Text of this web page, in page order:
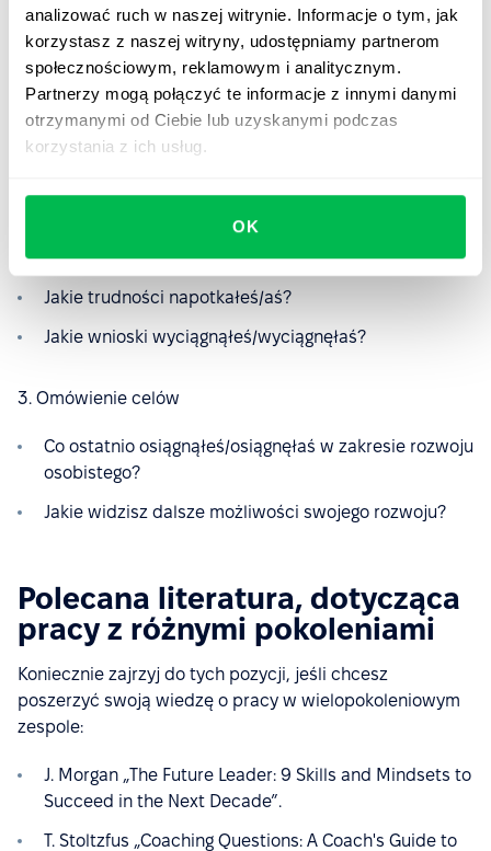
analizować ruch w naszej witrynie. Informacje o tym, jak
korzystasz z naszej witryny, udostępniamy partnerom
społecznościowym, reklamowym i analitycznym.
Partnerzy mogą połączyć te informacje z innymi danymi
otrzymanymi od Ciebie lub uzyskanymi podczas
korzystania z ich usług.
OK
dotyczące budowania tego procesu.
Po pierwsze, podziel takie spotkanie na kilka części.
1. Omówienie osiągnięć
Jakie zadania wykonałeś/aś w ostatnim czasie?
Jakie trudności napotkałeś/aś?
Jakie wnioski wyciągnąłeś/wyciągnęłaś?
3. Omówienie celów
Co ostatnio osiągnąłeś/osiągnęłaś w zakresie rozwoju
osobistego?
Jakie widzisz dalsze możliwości swojego rozwoju?
Polecana literatura, dotycząca
pracy z różnymi pokoleniami
Koniecznie zajrzyj do tych pozycji, jeśli chcesz
poszerzyć swoją wiedzę o pracy w wielopokoleniowym
zespole:
J. Morgan „The Future Leader: 9 Skills and Mindsets to
Succeed in the Next Decade”.
T. Stoltzfus „Coaching Questions: A Coach's Guide to